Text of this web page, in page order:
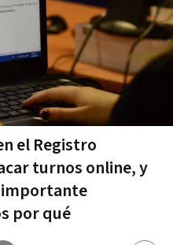
el Registro
turnos online, y
importante
por qué